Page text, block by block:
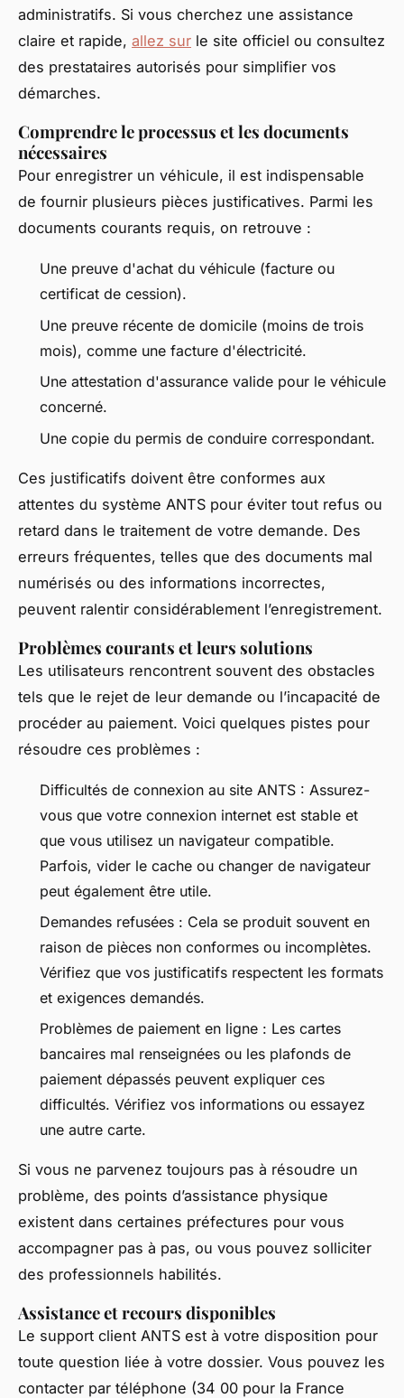
administratifs. Si vous cherchez une assistance
claire et rapide, allez sur le site officiel ou consultez
des prestataires autorisés pour simplifier vos
démarches.
Comprendre le processus et les documents
nécessaires
Pour enregistrer un véhicule, il est indispensable
de fournir plusieurs pièces justificatives. Parmi les
documents courants requis, on retrouve :
Une preuve d'achat du véhicule (facture ou
certificat de cession).
Une preuve récente de domicile (moins de trois
mois), comme une facture d'électricité.
Une attestation d'assurance valide pour le véhicule
concerné.
Une copie du permis de conduire correspondant.
Ces justificatifs doivent être conformes aux
attentes du système ANTS pour éviter tout refus ou
retard dans le traitement de votre demande. Des
erreurs fréquentes, telles que des documents mal
numérisés ou des informations incorrectes,
peuvent ralentir considérablement l’enregistrement.
Problèmes courants et leurs solutions
Les utilisateurs rencontrent souvent des obstacles
tels que le rejet de leur demande ou l’incapacité de
procéder au paiement. Voici quelques pistes pour
résoudre ces problèmes :
Difficultés de connexion au site ANTS : Assurez-
vous que votre connexion internet est stable et
que vous utilisez un navigateur compatible.
Parfois, vider le cache ou changer de navigateur
peut également être utile.
Demandes refusées : Cela se produit souvent en
raison de pièces non conformes ou incomplètes.
Vérifiez que vos justificatifs respectent les formats
et exigences demandés.
Problèmes de paiement en ligne : Les cartes
bancaires mal renseignées ou les plafonds de
paiement dépassés peuvent expliquer ces
difficultés. Vérifiez vos informations ou essayez
une autre carte.
Si vous ne parvenez toujours pas à résoudre un
problème, des points d’assistance physique
existent dans certaines préfectures pour vous
accompagner pas à pas, ou vous pouvez solliciter
des professionnels habilités.
Assistance et recours disponibles
Le support client ANTS est à votre disposition pour
toute question liée à votre dossier. Vous pouvez les
contacter par téléphone (34 00 pour la France